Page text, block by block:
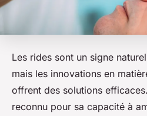
Les rides sont un signe
mais les innovations en
offrent des solutions
reconnu pour sa capacité à